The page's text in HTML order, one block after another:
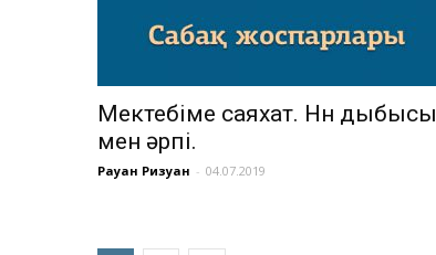
Мектебіме саяхат. Нн дыбысы
мен әрпі.
Рауан Ризуан - 04.07.2019